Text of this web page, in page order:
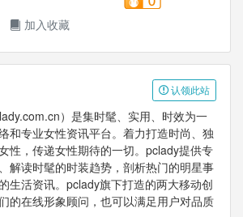
加入收藏
认领此站
）是集时髦、实用、时效为一
和专业女性资讯平台。着力打造时尚、独
性，传递女性期待的一切。pclady提供专
解读时髦的时装趋势，剖析热门的明星事
生活资讯。pclady旗下打造的两大移动创
的在线形象顾问，也可以满足用户对品质